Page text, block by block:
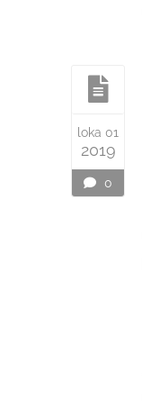
loka 01
2019
0